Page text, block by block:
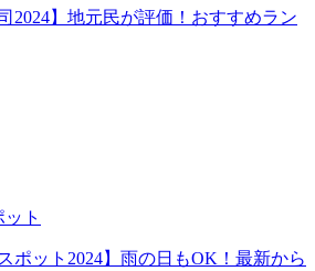
2024】地元民が評価！おすすめラン
ト
ポット2024】雨の日もOK！最新から